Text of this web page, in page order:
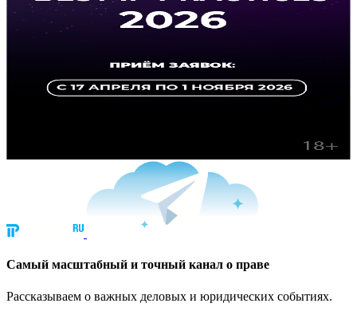
Cамый масштабный и точный канал о праве
Рассказываем о важных деловых и юридических событиях.